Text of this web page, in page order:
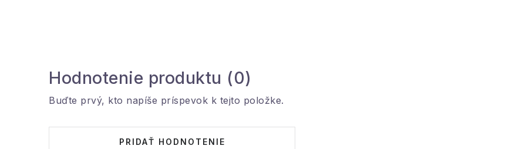
Hodnotenie produktu (0)
Buďte prvý, kto napíše príspevok k tejto položke.
PRIDAŤ HODNOTENIE